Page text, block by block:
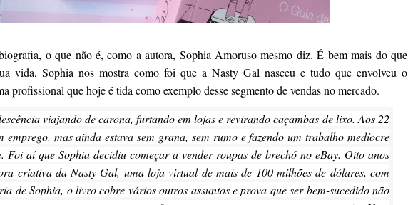
o que não é, como a autora, Sophia Amoruso mesmo diz. É bem mais do que
vida, Sophia nos mostra como foi que a Nasty Gal nasceu e tudo que envolveu o
profissional que hoje é tida como exemplo desse segmento de vendas no mercado.
viajando de carona, furtando em lojas e revirando caçambas de lixo. Aos 22
mas ainda estava sem grana, sem rumo e fazendo um trabalho medíocre
Foi aí que Sophia decidiu começar a vender roupas de brechó no eBay. Oito anos
criativa da Nasty Gal, uma loja virtual de mais de 100 milhões de dólares, com
de Sophia, o livro cobre vários outros assuntos e prova que ser bem-sucedido não